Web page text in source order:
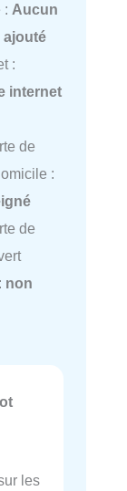
: Aucun
ajouté
:
internet
de
:
de
non
les